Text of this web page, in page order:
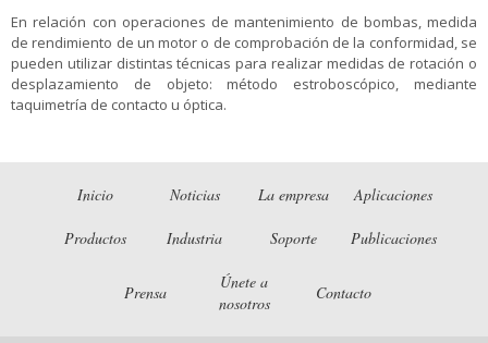
En relación con operaciones de mantenimiento de bombas, medida
de rendimiento de un motor o de comprobación de la conformidad, se
pueden utilizar distintas técnicas para realizar medidas de rotación o
desplazamiento de objeto: método estroboscópico, mediante
taquimetría de contacto u óptica.
Inicio Noticias La empresa Aplicaciones
Productos Industria Soporte Publicaciones
Prensa
Únete a
nosotros
Contacto